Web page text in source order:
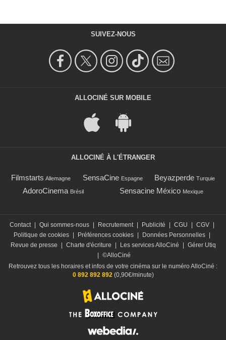
SUIVEZ-NOUS
ALLOCINÉ SUR MOBILE
ALLOCINÉ À L'ÉTRANGER
Filmstarts Allemagne SensaCine Espagne Beyazperde Turquie
AdoroCinema Brésil Sensacine México Mexique
Contact Qui sommes-nous Recrutement Publicité CGU CGV
Politique de cookies
Préférences cookies Données Personnelles
Revue de presse
Charte d'écriture Les services AlloCiné
Gérer Utiq
©AlloCiné
Retrouvez tous les horaires et infos de votre cinéma sur le numéro AlloCiné :
0 892 892 892(0,90€/minute)